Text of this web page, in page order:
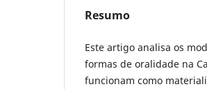
Resumo
Este artigo analisa os
formas de oralidade na
funcionam como